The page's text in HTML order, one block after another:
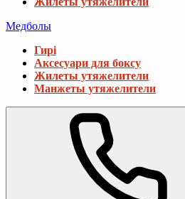
Медболы
Гирі
Аксесуари для боксу
Жилеты утяжелители
Манжеты утяжелители